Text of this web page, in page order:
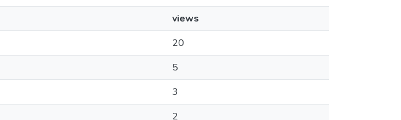
views
20
5
3
2